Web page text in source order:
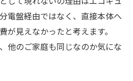
電盤経由ではなく、直接本体へ
が見えなかったと考えます。
他のご家庭も同じなのか気にな